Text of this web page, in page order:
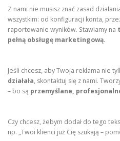
Z nami nie musisz znać zasad
wszystkim: od konfiguracji konta,
raportowanie wyników. Stawiamy na
pełną obsługę marketingową.
Jeśli chcesz, aby Twoja reklama nie
działała, skontaktuj się z nami.
– bo są przemyślane,
Czy chcesz, żebym dodał do tego
np. „Twoi klienci już Cię szukają –